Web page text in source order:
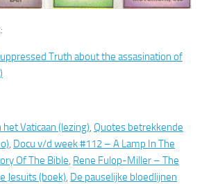
Truth about the assasination of
Vaticaan (lezing), Quotes betrekkende
, Docu v/d week #112 – A Lamp In The
Of The Bible, Rene Fulop-Miller – The
Jesuits (boek), De pauselijke bloedlijnen